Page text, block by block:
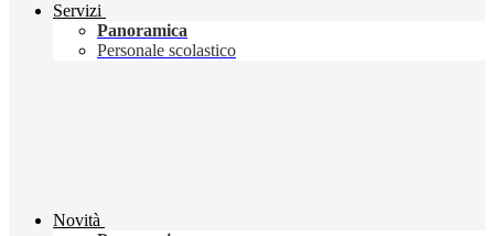
Servizi
Panoramica
Personale scolastico
Novità